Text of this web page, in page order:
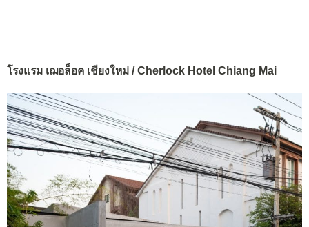
โรงแรม เฌอล็อค เชียงใหม่ / Cherlock Hotel Chiang Mai